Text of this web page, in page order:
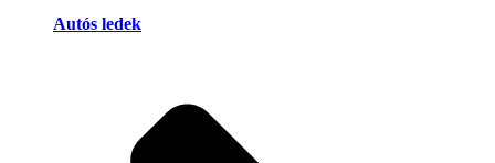
Autós ledek